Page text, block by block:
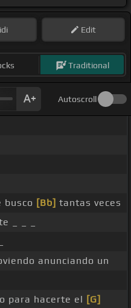
Edit
Traditional
Autoscroll
busco [Bb] tantas veces
_ _ _
anunciando un
para hacerte el [G]